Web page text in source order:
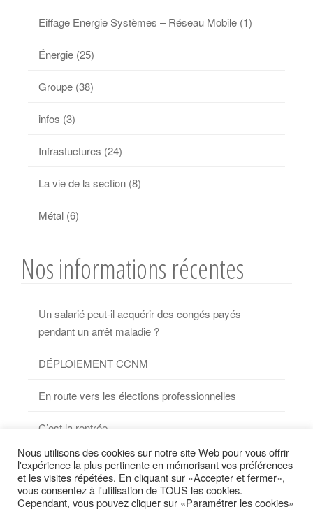
Eiffage Energie Systèmes – Réseau Mobile (1)
Énergie (25)
Groupe (38)
infos (3)
Infrastuctures (24)
La vie de la section (8)
Métal (6)
Nos informations récentes
Un salarié peut-il acquérir des congés payés
pendant un arrêt maladie ?
DÉPLOIEMENT CCNM
En route vers les élections professionnelles
C’est la rentrée…
Nouvelle convention collective métallurgie
Nous utilisons des cookies sur notre site Web pour vous offrir
l'expérience la plus pertinente en mémorisant vos préférences
et les visites répétées. En cliquant sur «Accepter et fermer»,
vous consentez à l'utilisation de TOUS les cookies.
Cependant, vous pouvez cliquer sur «Paramétrer les cookies»